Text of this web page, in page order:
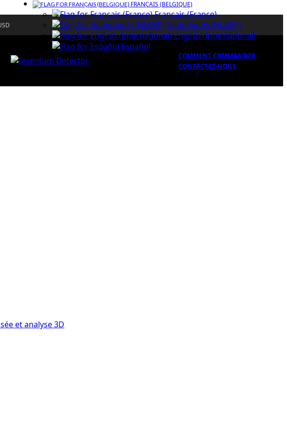
FRANÇAIS (BELGIQUE)
Français (France)
Nederlands (NL&BE)
English (International)
Español
COMMENT COMMANDER
CONTACTEZ-NOUS